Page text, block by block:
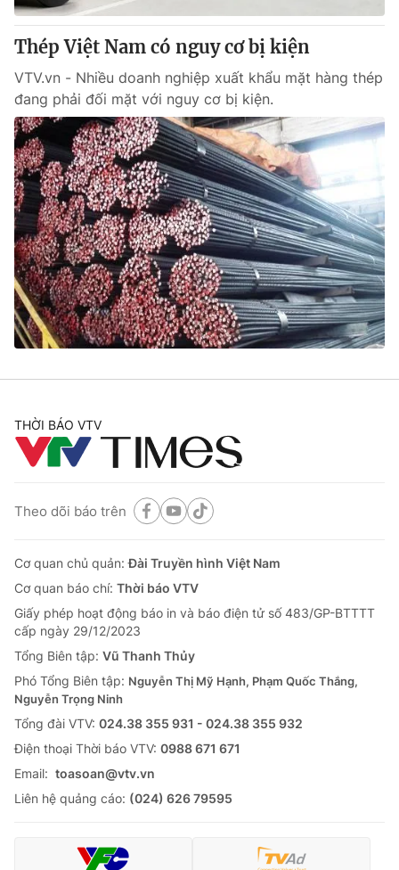
Thép Việt Nam có nguy cơ bị kiện
VTV.vn - Nhiều doanh nghiệp xuất khẩu mặt hàng thép
đang phải đối mặt với nguy cơ bị kiện.
THỜI BÁO VTV
Theo dõi báo trên
Cơ quan chủ quản:Đài Truyền hình Việt Nam
Cơ quan báo chí: Thời báo VTV
Giấy phép hoạt động báo in và báo điện tử số 483/GP-BTTTT
cấp ngày 29/12/2023
Tổng Biên tập: Vũ Thanh Thủy
Phó Tổng Biên tập: Nguyễn Thị Mỹ Hạnh, Phạm Quốc Thắng,
Nguyễn Trọng Ninh
Tổng đài VTV: 024.38 355 931 - 024.38 355 932
Ðiện thoại Thời báo VTV: 0988 671 671
Email: toasoan@vtv.vn
Liên hệ quảng cáo: (024) 626 79595